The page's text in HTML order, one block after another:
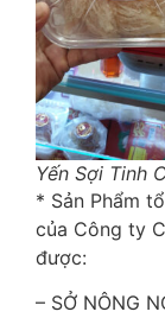
Yến Sợi Tinh
* Sản Phẩm
của Công ty
được:
– SỞ NÔNG